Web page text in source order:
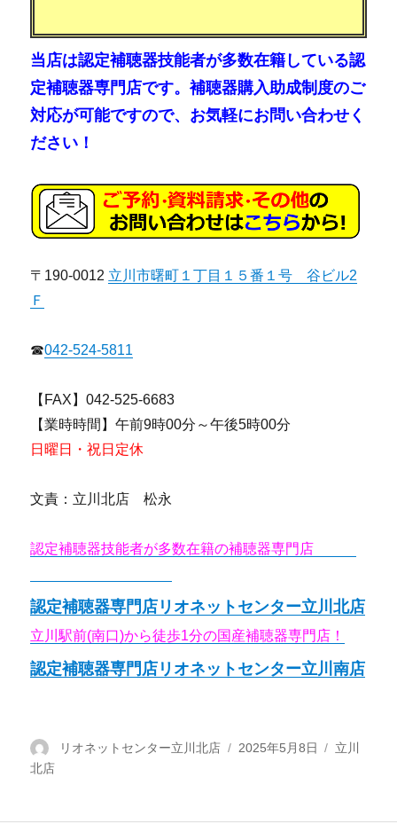
当店は認定補聴器技能者が多数在籍している認
定補聴器専門店です。補聴器購入助成制度のご
対応が可能ですので、お気軽にお問い合わせく
ださい！
〒190-0012 立川市曙町１丁目１５番１号 谷ビル2
Ｆ
☎042-524-5811
【FAX】042-525-6683
【業時時間】午前9時00分～午後5時00分
日曜日・祝日定休
文責：立川北店 松永
認定補聴器技能者が多数在籍の補聴器専門店
認定補聴器専門店リオネットセンター立川北店
立川駅前(南口)から徒歩1分の国産補聴器専門店！
認定補聴器専門店リオネットセンター立川南店
投
リオネットセンター立川北店
投
2025年5月8日
カ
立川
北店